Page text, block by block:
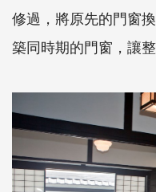
修過，將原先的門窗
築同時期的門窗，讓